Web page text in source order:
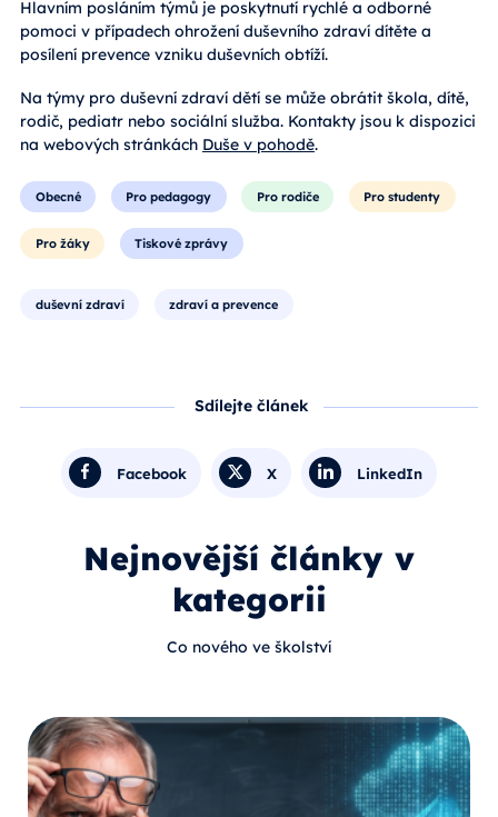
Hlavním posláním týmů je poskytnutí rychlé a odborné
pomoci v případech ohrožení duševního zdraví dítěte a
posílení prevence vzniku duševních obtíží.
Na týmy pro duševní zdraví dětí se může obrátit škola, dítě,
rodič, pediatr nebo sociální služba. Kontakty jsou k dispozici
na webových stránkách Duše v pohodě.
Obecné Pro pedagogy Pro rodiče Pro studenty
Pro žáky Tiskové zprávy
duševní zdraví zdraví a prevence
Sdílejte článek
Facebook X LinkedIn
Nejnovější články v
kategorii
Co nového ve školství